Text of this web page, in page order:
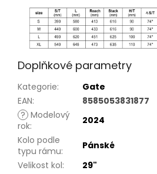
Doplňkové parametry
Kategorie:
Gate
EAN:
8585053831877
? Modelový
rok:
2024
Kolo podle
typu rámu:
Pánské
Velikost kol:
29"